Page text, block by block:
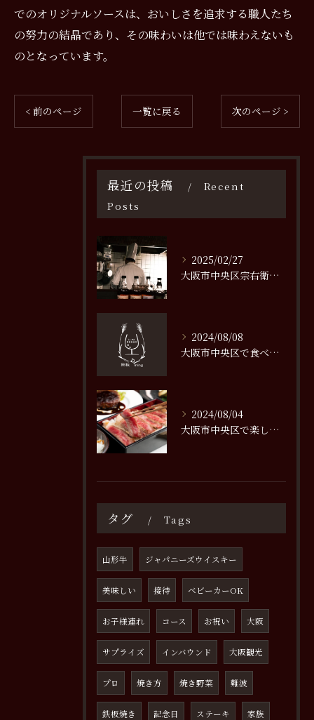
でのオリジナルソースは、おいしさを追求する職人たち
の努力の結晶であり、その味わいは他では味わえないも
のとなっています。
< 前のページ 一覧に戻る 次のページ >
最近の投稿
Recent
Posts
2025/02/27
大阪市中央区宗右衛門町で味わう極上の鉄板焼き体験
2024/08/08
大阪市中央区で食べるべき絶品ステーキの名店特集
2024/08/04
大阪市中央区で楽しむステーキ持ち帰りメニューの魅力
タグ Tags
山形牛 ジャパニーズウイスキー
美味しい 接待 ベビーカーOK
お子様連れ コース お祝い 大阪
サプライズ インバウンド 大阪観光
プロ 焼き方 焼き野菜 難波
鉄板焼き 記念日 ステーキ 家族